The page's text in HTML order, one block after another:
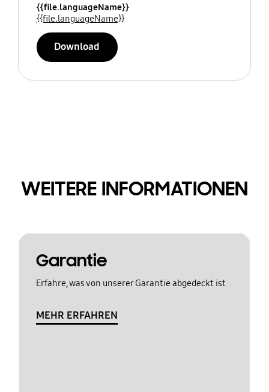
{{file.languageName}}
{{file.languageName}}
Download
WEITERE INFORMATIONEN
Garantie
Erfahre, was von unserer Garantie abgedeckt ist
MEHR ERFAHREN